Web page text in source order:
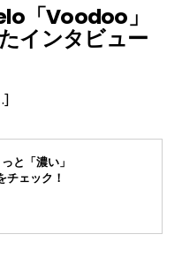
「Voodoo」
インタビュー
と「濃い」
チェック！